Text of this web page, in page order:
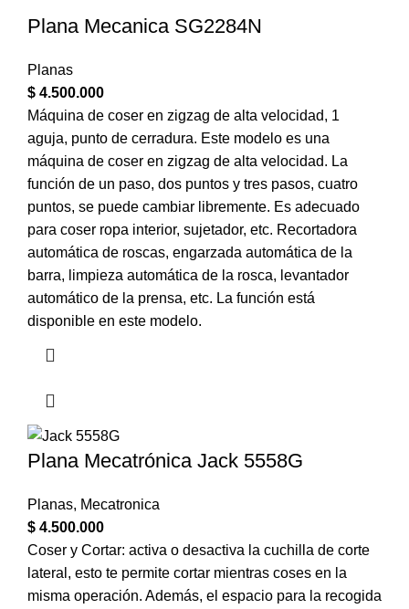
Plana Mecanica SG2284N
Planas
$ 4.500.000
Máquina de coser en zigzag de alta velocidad, 1
aguja, punto de cerradura. Este modelo es una
máquina de coser en zigzag de alta velocidad. La
función de un paso, dos puntos y tres pasos, cuatro
puntos, se puede cambiar libremente. Es adecuado
para coser ropa interior, sujetador, etc. Recortadora
automática de roscas, engarzada automática de la
barra, limpieza automática de la rosca, levantador
automático de la prensa, etc. La función está
disponible en este modelo.
Plana Mecatrónica Jack 5558G
Planas, Mecatronica
$ 4.500.000
Coser y Cortar: activa o desactiva la cuchilla de corte
lateral, esto te permite cortar mientras coses en la
misma operación. Además, el espacio para la recogida